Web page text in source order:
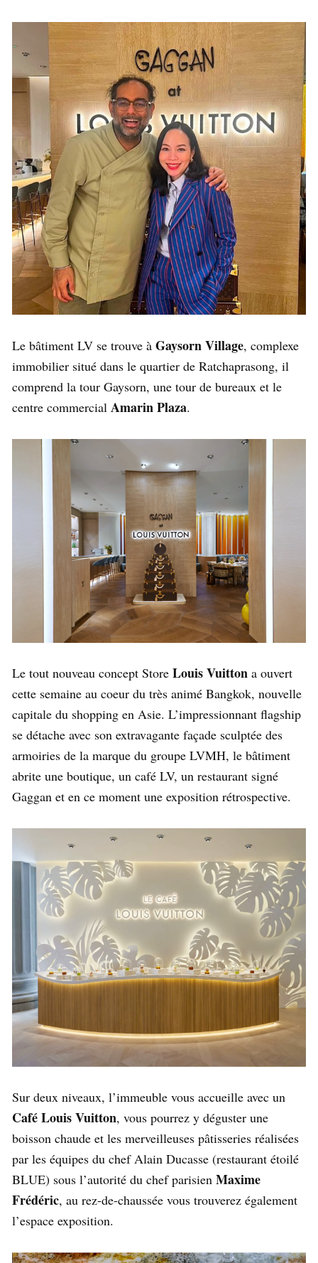
Le bâtiment LV se trouve à Gaysorn Village, complexe
immobilier situé dans le quartier de Ratchaprasong, il
comprend la tour Gaysorn, une tour de bureaux et le
centre commercial Amarin Plaza.
Le tout nouveau concept Store Louis Vuitton a ouvert
cette semaine au coeur du très animé Bangkok, nouvelle
capitale du shopping en Asie. L’impressionnant flagship
se détache avec son extravagante façade sculptée des
armoiries de la marque du groupe LVMH, le bâtiment
abrite une boutique, un café LV, un restaurant signé
Gaggan et en ce moment une exposition rétrospective.
Sur deux niveaux, l’immeuble vous accueille avec un
Café Louis Vuitton, vous pourrez y déguster une
boisson chaude et les merveilleuses pâtisseries réalisées
par les équipes du chef Alain Ducasse (restaurant étoilé
BLUE) sous l’autorité du chef parisien Maxime
Frédéric, au rez-de-chaussée vous trouverez également
l’espace exposition.